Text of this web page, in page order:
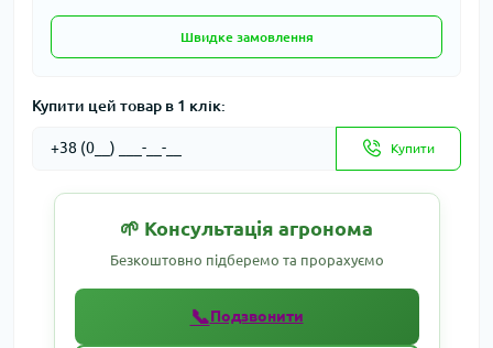
Швидке замовлення
Купити цей товар в 1 клік:
Купити
🌱 Консультація агронома
Безкоштовно підберемо та прорахуємо
📞Подзвонити